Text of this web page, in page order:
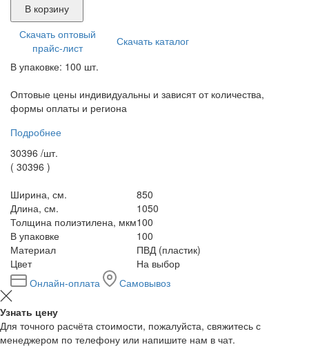
В корзину
Скачать оптовый
прайс-лист
Скачать каталог
В упаковке: 100 шт.
Оптовые цены индивидуальны и зависят от количества,
формы оплаты и региона
Подробнее
30396 /шт.
( 30396 )
Ширина, см.
850
Длина, см.
1050
Толщина полиэтилена, мкм100
В упаковке
100
Материал
ПВД (пластик)
Цвет
На выбор
Онлайн-оплата
Самовывоз
Узнать цену
Для точного расчёта стоимости, пожалуйста, свяжитесь с
менеджером по телефону или напишите нам в чат.